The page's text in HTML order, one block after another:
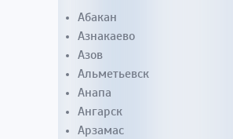
Абакан
Азнакаево
Азов
Альметьевск
Анапа
Ангарск
Арзамас